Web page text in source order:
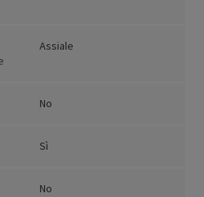
Assiale
No
Sì
No